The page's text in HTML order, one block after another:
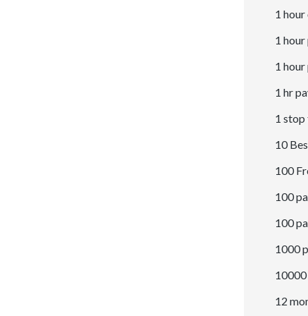
1 hour
1 hour
1
1 hr
1 stop
10
100
100
100
1000
12